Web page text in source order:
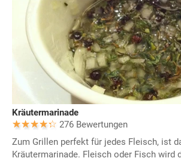
Kräutermarinade
276 Bewertungen
Zum Grillen perfekt für jedes Fleisch, ist
Kräutermarinade. Fleisch oder Fisch wird